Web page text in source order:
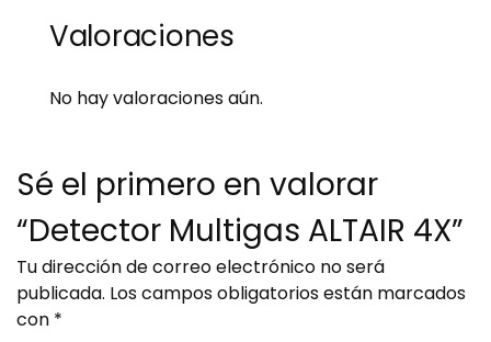
Valoraciones
No hay valoraciones aún.
Sé el primero en valorar
“Detector Multigas ALTAIR 4X”
Tu dirección de correo electrónico no será
publicada. Los campos obligatorios están marcados
con *